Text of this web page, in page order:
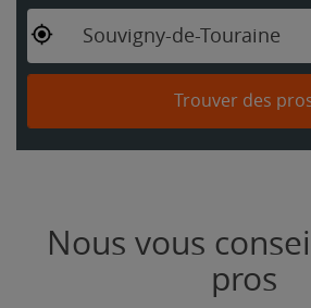
Souvigny-de-Touraine
Trouver des
Nous vous
pros